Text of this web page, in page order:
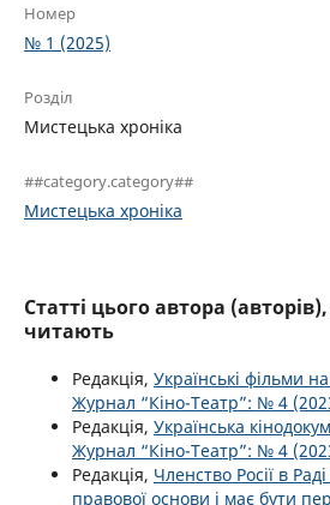
Номер
№ 1 (2025)
Розділ
Мистецька хроніка
##category.category##
Мистецька хроніка
Статті цього автора
читають
Редакція, Українські фільми
Журнал “Кіно-Театр”: № 4
Редакція, Українська
Журнал “Кіно-Театр”: № 4
Редакція, Членство Росії в
правової основи і має бути